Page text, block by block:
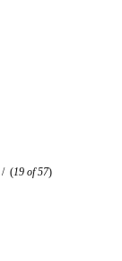
/ (19 of 57)